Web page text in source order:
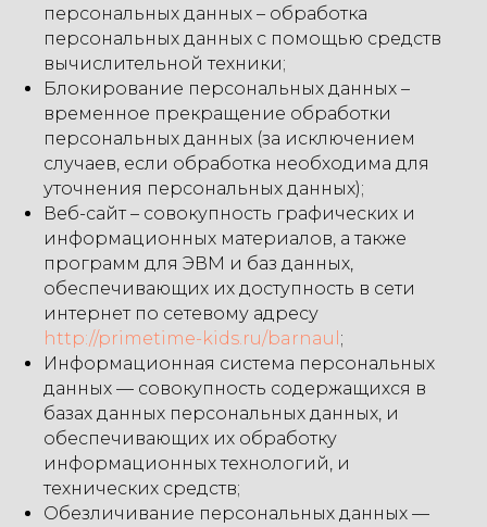
персональных данных – обработка
персональных данных с помощью средств
вычислительной техники;
Блокирование персональных данных –
временное прекращение обработки
персональных данных (за исключением
случаев, если обработка необходима для
уточнения персональных данных);
Веб-сайт – совокупность графических и
информационных материалов, а также
программ для ЭВМ и баз данных,
обеспечивающих их доступность в сети
интернет по сетевому адресу
http://primetime-kids.ru/barnaul ;
Информационная система персональных
данных — совокупность содержащихся в
базах данных персональных данных, и
обеспечивающих их обработку
информационных технологий, и
технических средств;
Обезличивание персональных данных —